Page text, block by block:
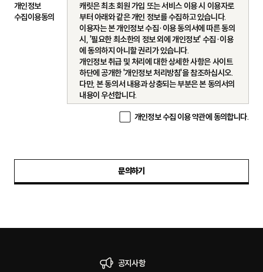
개인정보
수집이용동의
캐릿은 최초 회원 가입 또는 서비스 이용 시 이용자로
부터 아래와 같은 개인 정보를 수집하고 있습니다.
이용자는 본 개인정보 수집·이용 동의서에 따른 동의
시, '필요한 최소한의 정보 외에 개인정보' 수집·이용
에 동의하지 아니할 권리가 있습니다.
개인정보 취급 및 처리에 대한 상세한 사항은 사이트
하단에 공개한 '개인정보 처리방침'을 참조하십시오.
다만, 본 동의서 내용과 상충되는 부분은 본 동의서의
내용이 우선합니다.
1. 수집하는 개인정보의 항목 및 이용목적
락처, 이메일
□ 법인 구독, 광고상품 B2B 제휴/협업 관련 문의
시: 기업/브랜드명, 이름, 연락처, 이메일
부하실 수 있으나, 이는 서비스 제공에 필수적으로 수
개인정보 수집 이용 약관에 동의합니다.
문의하기
공지사항